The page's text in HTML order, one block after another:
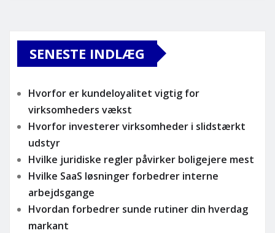
SENESTE INDLÆG
Hvorfor er kundeloyalitet vigtig for
virksomheders vækst
Hvorfor investerer virksomheder i slidstærkt
udstyr
Hvilke juridiske regler påvirker boligejere mest
Hvilke SaaS løsninger forbedrer interne
arbejdsgange
Hvordan forbedrer sunde rutiner din hverdag
markant